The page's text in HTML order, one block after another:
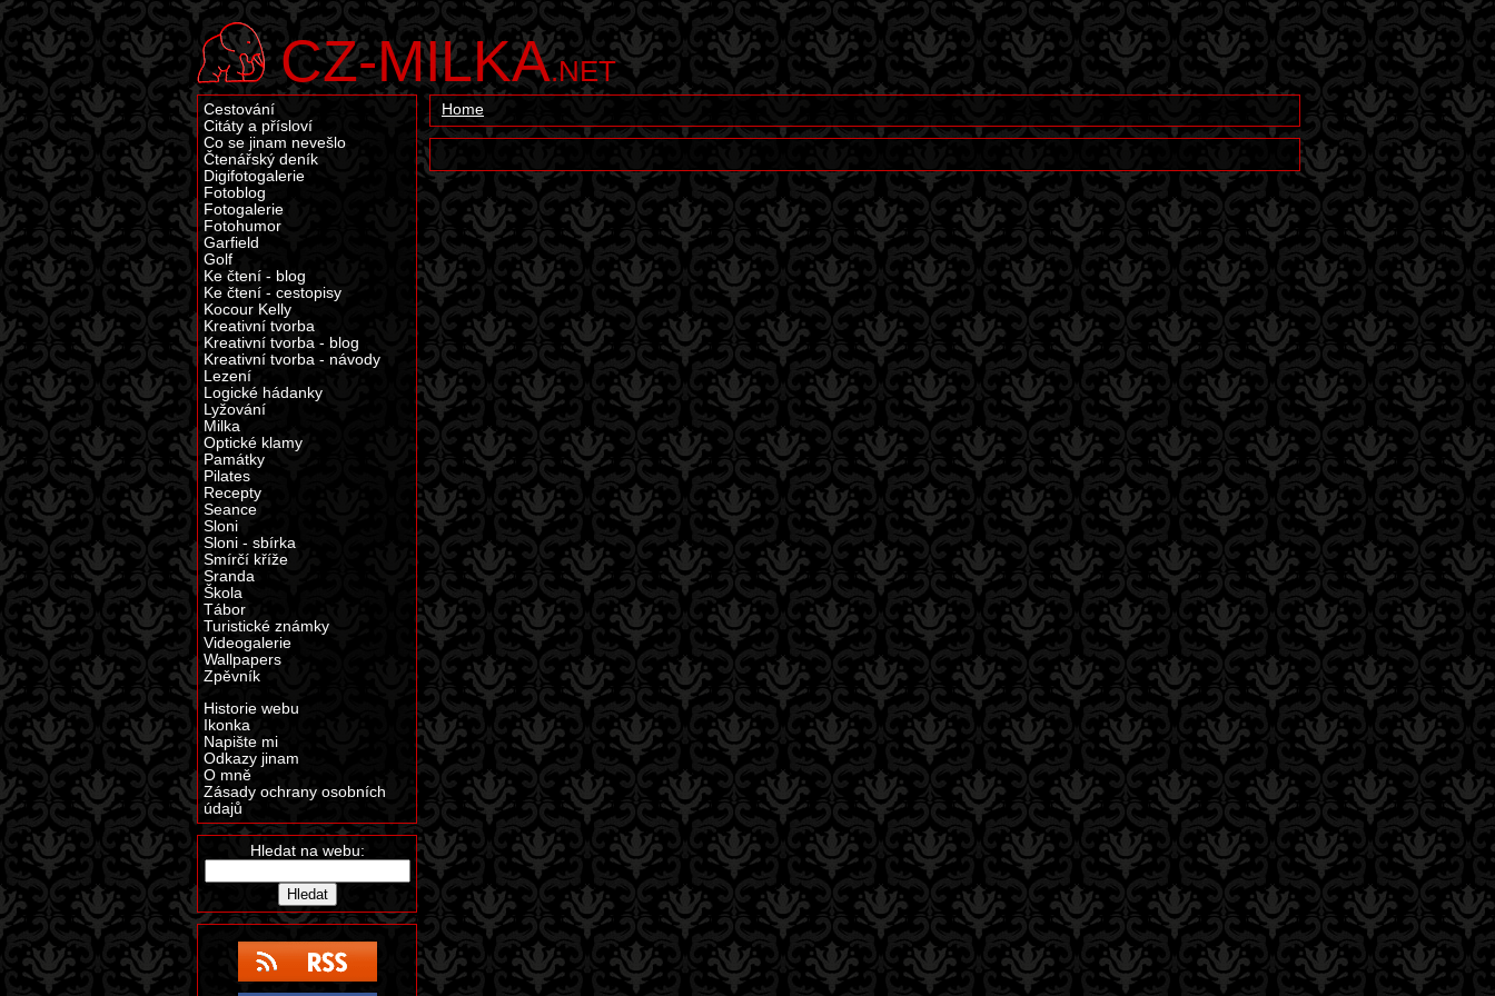
CZ-MILKA.NET
Home
Cestování
Citáty a přísloví
Co se jinam nevešlo
Čtenářský deník
Digifotogalerie
Fotoblog
Fotogalerie
Fotohumor
Garfield
Golf
Ke čtení - blog
Ke čtení - cestopisy
Kocour Kelly
Kreativní tvorba
Kreativní tvorba - blog
Kreativní tvorba - návody
Lezení
Logické hádanky
Lyžování
Milka
Optické klamy
Památky
Pilates
Recepty
Seance
Sloni
Sloni - sbírka
Smírčí kříže
Sranda
Škola
Tábor
Turistické známky
Videogalerie
Wallpapers
Zpěvník
Historie webu
Ikonka
Napište mi
Odkazy jinam
O mně
Zásady ochrany osobních
údajů
Hledat na webu: